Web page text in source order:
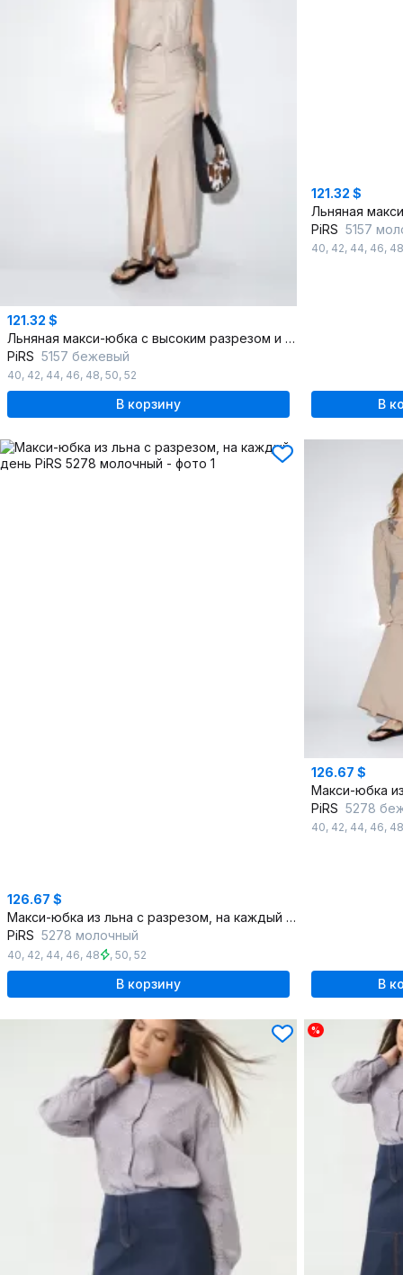
121.32 $
Льняная макси-юбка с высоким разрезом и без подкладки
PiRS 5157 бежевый
40, 42, 44, 46, 48, 50, 52
В корзину
121.32 $
PiRS 5157
40, 42, 44, 46, 48
В
126.67 $
Макси-юбка из льна с разрезом, на каждый день
PiRS 5278 молочный
40, 42, 44, 46, 48 , 50, 52
В корзину
126.67 $
PiRS 5278
40, 42, 44, 46, 48
В
%